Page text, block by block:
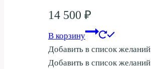
14 500 ₽
В корзину
Добавить в список желаний
Добавить в список желаний